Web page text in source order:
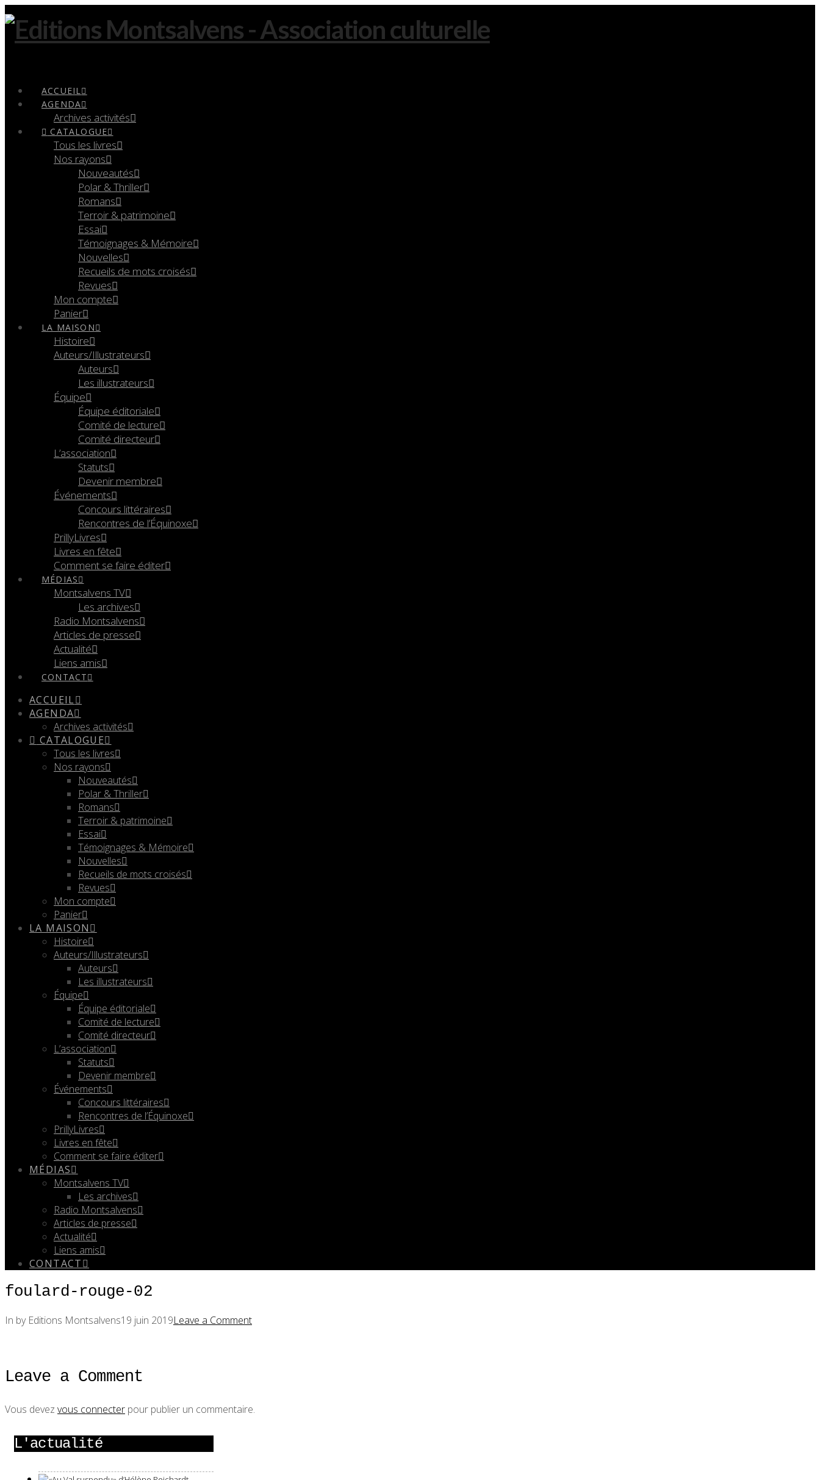
ACCUEIL
AGENDA
Archives activités
CATALOGUE
Tous les livres
Nos rayons
Nouveautés
Polar & Thriller
Romans
Terroir & patrimoine
Essai
Témoignages & Mémoire
Nouvelles
Recueils de mots croisés
Revues
Mon compte
Panier
LA MAISON
Histoire
Auteurs/Illustrateurs
Auteurs
Les illustrateurs
Équipe
Équipe éditoriale
Comité de lecture
Comité directeur
L’association
Statuts
Devenir membre
Événements
Concours littéraires
Rencontres de l’Équinoxe
PrillyLivres
Livres en fête
Comment se faire éditer
MÉDIAS
Montsalvens TV
Les archives
Radio Montsalvens
Articles de presse
Actualité
Liens amis
CONTACT
ACCUEIL
AGENDA
Archives activités
CATALOGUE
Tous les livres
Nos rayons
Nouveautés
Polar & Thriller
Romans
Terroir & patrimoine
Essai
Témoignages & Mémoire
Nouvelles
Recueils de mots croisés
Revues
Mon compte
Panier
LA MAISON
Histoire
Auteurs/Illustrateurs
Auteurs
Les illustrateurs
Équipe
Équipe éditoriale
Comité de lecture
Comité directeur
L’association
Statuts
Devenir membre
Événements
Concours littéraires
Rencontres de l’Équinoxe
PrillyLivres
Livres en fête
Comment se faire éditer
MÉDIAS
Montsalvens TV
Les archives
Radio Montsalvens
Articles de presse
Actualité
Liens amis
CONTACT
foulard-rouge-02
In by Editions Montsalvens19 juin 2019Leave a Comment
Leave a Comment
Vous devez vous connecter pour publier un commentaire.
L'actualité